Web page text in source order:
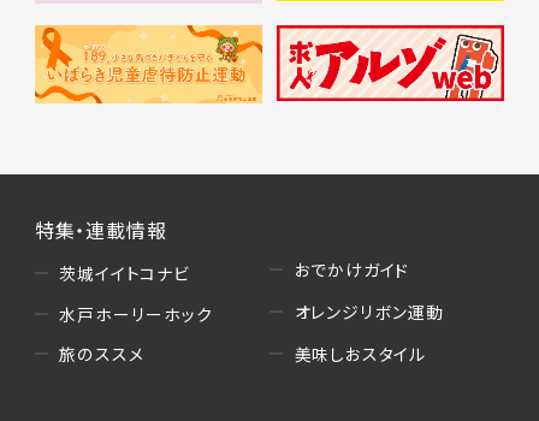
特集・連載情報
茨城イイトコナビ
水戸ホーリーホック
旅のススメ
おでかけガイド
オレンジリボン運動
美味しおスタイル